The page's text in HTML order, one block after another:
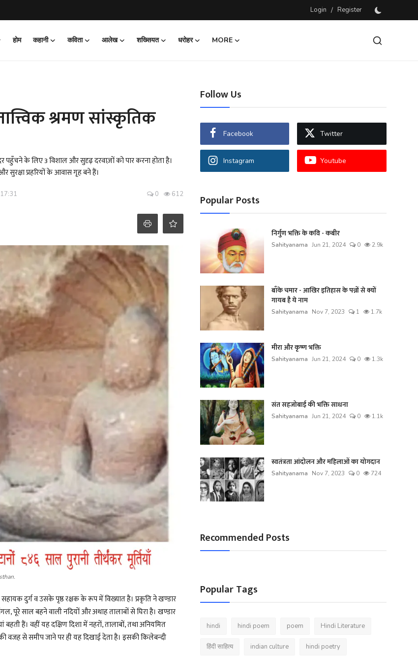
Login / Register
होम कहानी कविता आलेख शख्सियत धरोहर
MORE
श्रमण सांस्कृतिक
के लिए 3 विशाल और सुदृढ़ दरवाज़ों को पार करना होता है।
सुरक्षा प्रहरियों के आवास गृह बने हैं।
0 612
दुर्ग व उसके पृष्ठ रक्षक के रूप में विख्यात है। प्रकृति ने खण्डार
पूरे साल बहने वाली नदियों और अथाह तालाबों से घिरा है। खण्डार
हैं। वहीं यह दक्षिण दिशा में नहरों, तालाबों, तथा अनियमित
से समीप जाने पर ही यह दिखाई देता है। इसकी किलेबन्दी
Follow Us
Facebook Twitter
Instagram Youtube
Popular Posts
निर्गुण भक्ति के कवि - कबीर
Sahityanama Jun 21, 2024 0 2.9k
बाँके चमार - आखिर इतिहास के पन्नों से क्यों
गायब है ये नाम
Sahityanama Nov 7, 2023 1 1.7k
मीरा और कृष्ण भक्ति
Sahityanama Jun 21, 2024 0 1.3k
संत सहजोबाई की भक्ति साधना
Sahityanama Jun 21, 2024 0 1.1k
स्वतंत्रता आंदोलन और महिलाओं का योगदान
Sahityanama Nov 7, 2023 0 724
Recommended Posts
Popular Tags
hindi hindi poem poem Hindi Literature
हिंदी साहित्य indian culture hindi poetry